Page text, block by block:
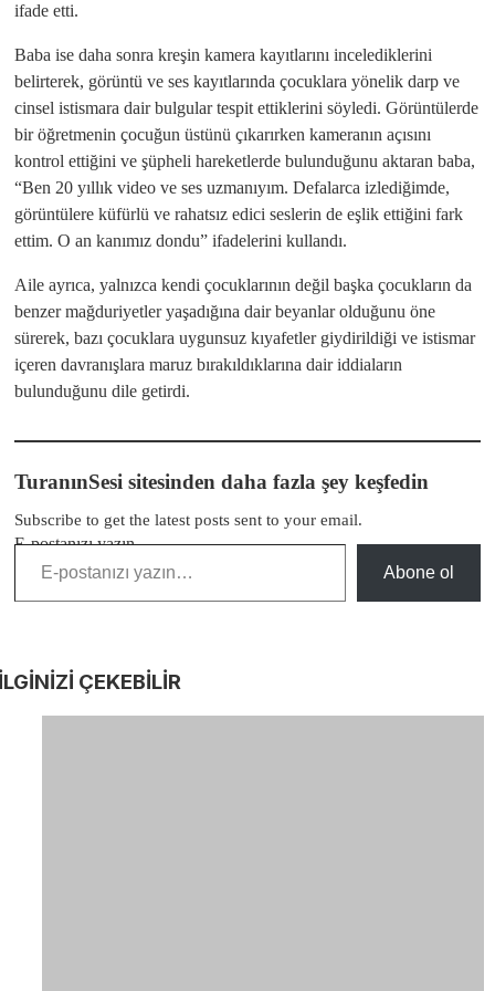
ifade etti.
Baba ise daha sonra kreşin kamera kayıtlarını incelediklerini
belirterek, görüntü ve ses kayıtlarında çocuklara yönelik darp ve
cinsel istismara dair bulgular tespit ettiklerini söyledi. Görüntülerde
bir öğretmenin çocuğun üstünü çıkarırken kameranın açısını
kontrol ettiğini ve şüpheli hareketlerde bulunduğunu aktaran baba,
“Ben 20 yıllık video ve ses uzmanıyım. Defalarca izlediğimde,
görüntülere küfürlü ve rahatsız edici seslerin de eşlik ettiğini fark
ettim. O an kanımız dondu” ifadelerini kullandı.
Aile ayrıca, yalnızca kendi çocuklarının değil başka çocukların da
benzer mağduriyetler yaşadığına dair beyanlar olduğunu öne
sürerek, bazı çocuklara uygunsuz kıyafetler giydirildiği ve istismar
içeren davranışlara maruz bırakıldıklarına dair iddiaların
bulunduğunu dile getirdi.
TuranınSesi sitesinden daha fazla şey keşfedin
Subscribe to get the latest posts sent to your email.
E-postanızı yazın…
Abone ol
ÇEKEBİLİR